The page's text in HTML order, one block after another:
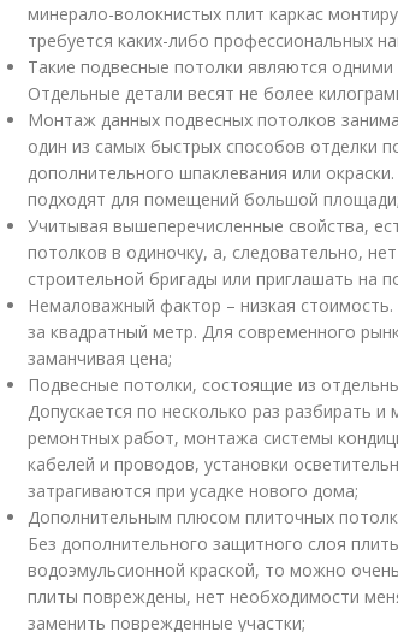
минерало-волокнистых плит каркас
требуется каких-либо профессиональных
Такие подвесные потолки являются одними
Отдельные детали весят не более
Монтаж данных подвесных потолков
один из самых быстрых способов отделки
дополнительного шпаклевания или
подходят для помещений большой площади;
Учитывая вышеперечисленные свойства,
потолков в одиночку, а, следовательно,
строительной бригады или приглашать на
Немаловажный фактор – низкая
за квадратный метр. Для современного
заманчивая цена;
Подвесные потолки, состоящие из
Допускается по несколько раз разбирать
ремонтных работ, монтажа системы
кабелей и проводов, установки
затрагиваются при усадке нового дома;
Дополнительным плюсом плиточных
Без дополнительного защитного слоя
водоэмульсионной краской, то можно
плиты повреждены, нет необходимости
заменить поврежденные участки;